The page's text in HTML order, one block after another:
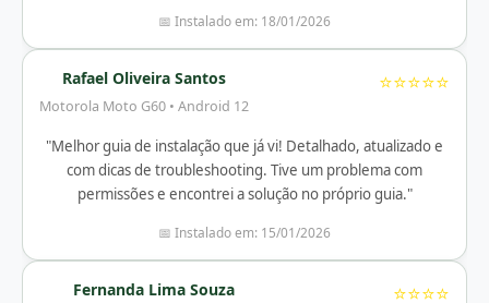
📅 Instalado em: 18/01/2026
Rafael Oliveira Santos
Motorola Moto G60 • Android 12
⭐⭐⭐⭐⭐
"Melhor guia de instalação que já vi! Detalhado, atualizado e
com dicas de troubleshooting. Tive um problema com
permissões e encontrei a solução no próprio guia."
📅 Instalado em: 15/01/2026
Fernanda Lima Souza ⭐⭐⭐⭐